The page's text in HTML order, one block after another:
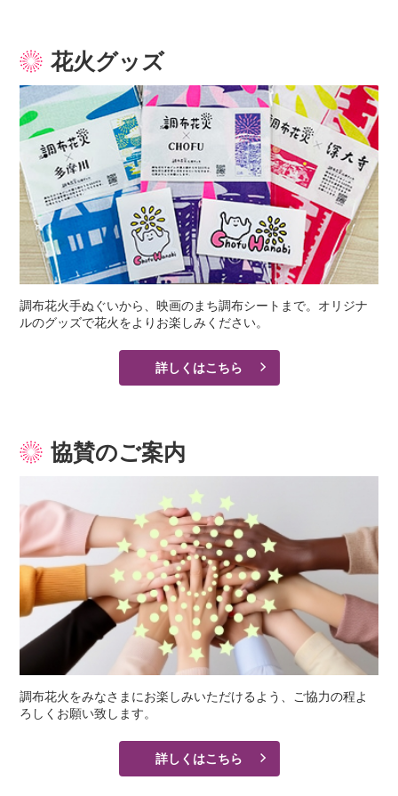
花火グッズ
調布花火手ぬぐいから、映画のまち調布シートまで。オリジナ
ルのグッズで花火をよりお楽しみください。
詳しくはこちら
協賛のご案内
調布花火をみなさまにお楽しみいただけるよう、ご協力の程よ
ろしくお願い致します。
詳しくはこちら